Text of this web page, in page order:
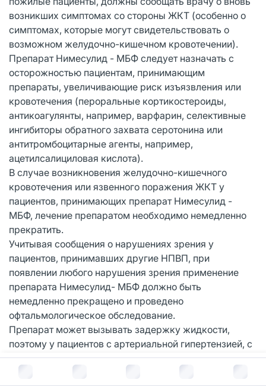
В корзину за руб.
возникших симптомах со стороны ЖКТ (особенно о
симптомах, которые могут свидетельствовать о
возможном желудочно-кишечном кровотечении).
Препарат Нимесулид - МБФ следует назначать с
осторожностью пациентам, принимающим
препараты, увеличивающие риск изъязвления или
кровотечения (пероральные кортикостероиды,
антикоагулянты, например, варфарин, селективные
ингибиторы обратного захвата серотонина или
антитромбоцитарные агенты, например,
ацетилсалициловая кислота).
В случае возникновения желудочно-кишечного
кровотечения или язвенного поражения ЖКТ у
пациентов, принимающих препарат Нимесулид -
МБФ, лечение препаратом необходимо немедленно
прекратить.
Учитывая сообщения о нарушениях зрения у
пациентов, принимавших другие НПВП, при
появлении любого нарушения зрения применение
препарата Нимесулид- МБФ должно быть
немедленно прекращено и проведено
офтальмологическое обследование.
Препарат может вызывать задержку жидкости,
поэтому у пациентов с артериальной гипертензией, с
почечной и/или сердечной недостаточностью